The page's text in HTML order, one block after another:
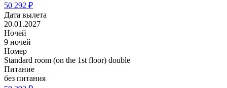
50 292 ₽
Дата вылета
20.01.2027
Ночей
9 ночей
Номер
Standard room (on the 1st floor) double
Питание
без питания